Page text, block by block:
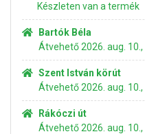
Készleten van a termék
Bartók Béla
Átvehető 2026. aug.
Szent István körút
Átvehető 2026. aug.
Rákóczi út
Átvehető 2026. aug.